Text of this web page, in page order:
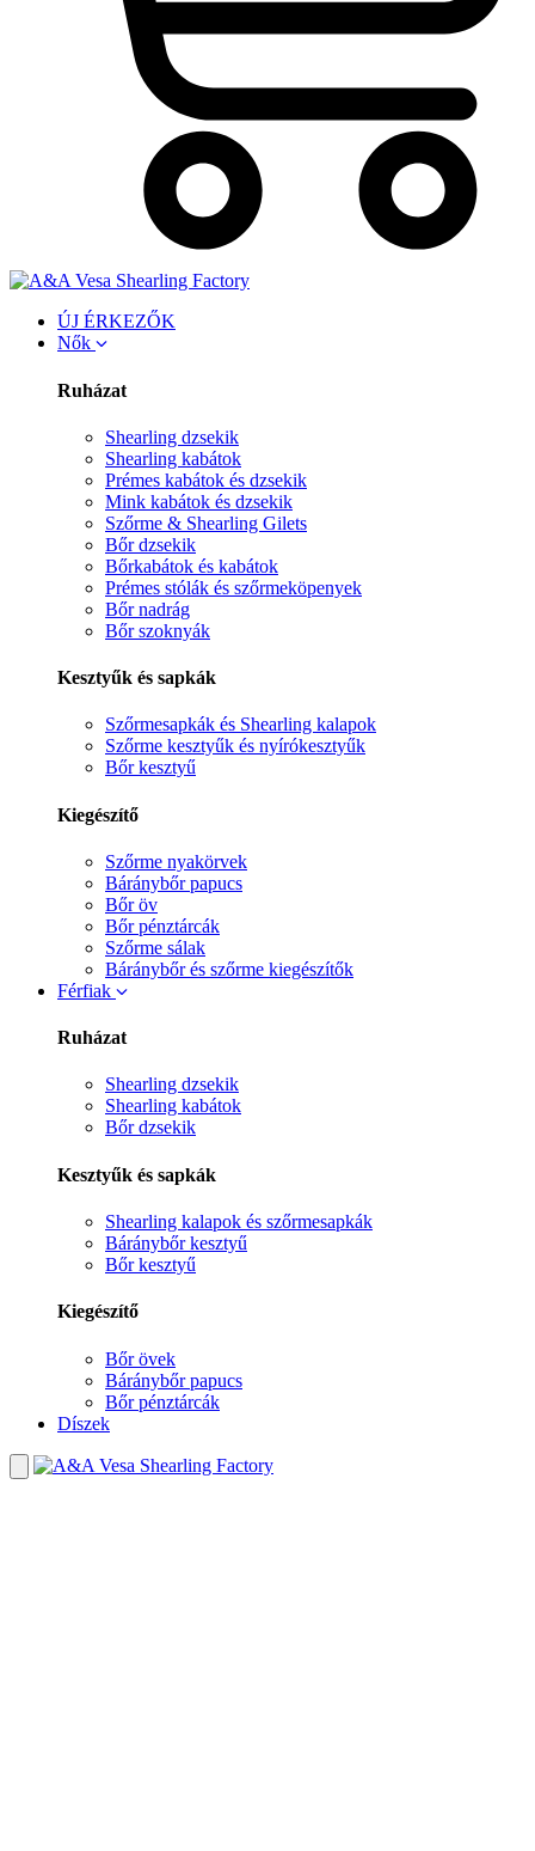
ÚJ ÉRKEZŐK
Nők
Ruházat
Shearling dzsekik
Shearling kabátok
Prémes kabátok és dzsekik
Mink kabátok és dzsekik
Szőrme & Shearling Gilets
Bőr dzsekik
Bőrkabátok és kabátok
Prémes stólák és szőrmeköpenyek
Bőr nadrág
Bőr szoknyák
Kesztyűk és sapkák
Szőrmesapkák és Shearling kalapok
Szőrme kesztyűk és nyírókesztyűk
Bőr kesztyű
Kiegészítő
Szőrme nyakörvek
Báránybőr papucs
Bőr öv
Bőr pénztárcák
Szőrme sálak
Báránybőr és szőrme kiegészítők
Férfiak
Ruházat
Shearling dzsekik
Shearling kabátok
Bőr dzsekik
Kesztyűk és sapkák
Shearling kalapok és szőrmesapkák
Báránybőr kesztyű
Bőr kesztyű
Kiegészítő
Bőr övek
Báránybőr papucs
Bőr pénztárcák
Díszek